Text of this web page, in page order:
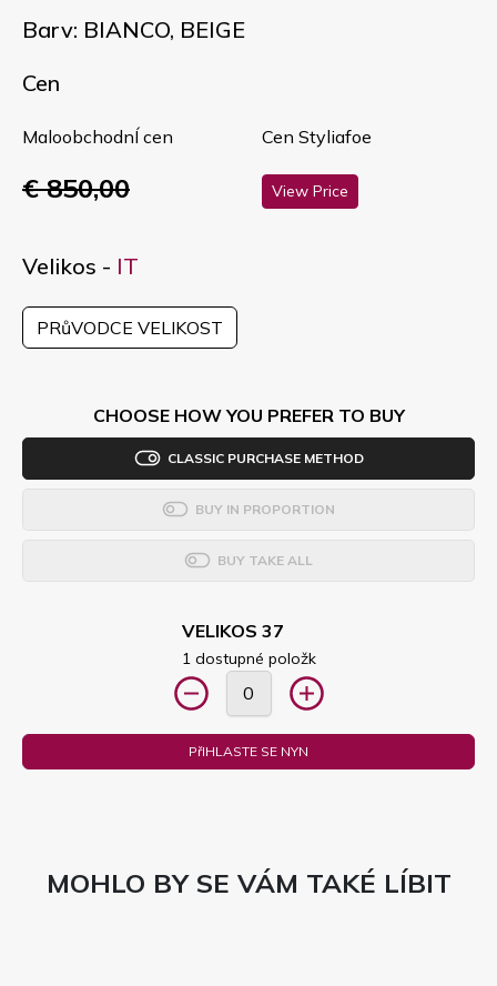
Barv: BIANCO, BEIGE
Cen
MaloobchodnÍ cen
€ 850,00
Cen Styliafoe
View Price
Velikos - IT
PRůVODCE VELIKOST
CHOOSE HOW YOU PREFER TO BUY
CLASSIC PURCHASE METHOD
BUY IN PROPORTION
BUY TAKE ALL
VELIKOS 37
1 dostupné položk
PřIHLASTE SE NYN
MOHLO BY SE VÁM TAKÉ LÍBIT